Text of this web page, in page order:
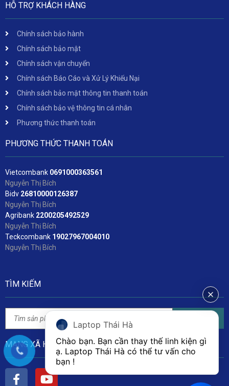
HỖ TRỢ KHÁCH HÀNG
Chính sách bảo hành
Chính sách bảo mật
Chính sách vận chuyển
Chính sách Báo Cáo và Xử Lý Khiếu Nại
Chính sách bảo mật thông tin thanh toán
Chính sách bảo vệ thông tin cá nhân
Phương thức thanh toán
PHƯƠNG THỨC THANH TOÁN
Vietcombank 0691000363561
Nguyễn Thị Bích
Bidv 26810000126387
Nguyễn Thị Bích
Agribank 2200205492529
Nguyễn Thị Bích
Teckcombank 19027967004010
Nguyễn Thị Bích
TÌM KIẾM
MẠNG XÃ HỘI
Laptop Thái Hà
Chào bạn. Bạn cần thay thế linh kiện gì
ạ. Laptop Thái Hà có thể tư vấn cho
bạn !